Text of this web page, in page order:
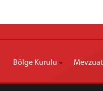
Bölge Kurulu Mevzuat